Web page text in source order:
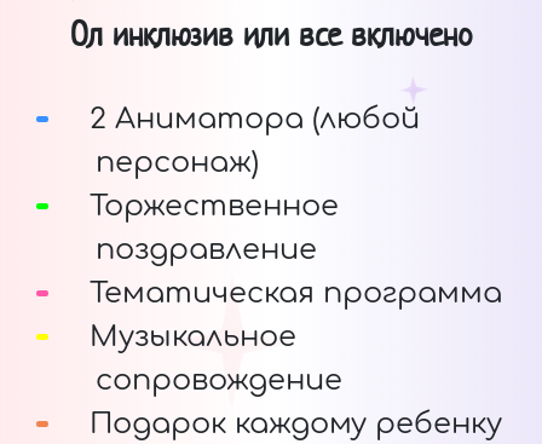
Ол инклюзив или все включено
2 Аниматора (любой
персонаж)
Торжественное
поздравление
Тематическая программа
Музыкальное
сопровождение
Подарок каждому ребенку